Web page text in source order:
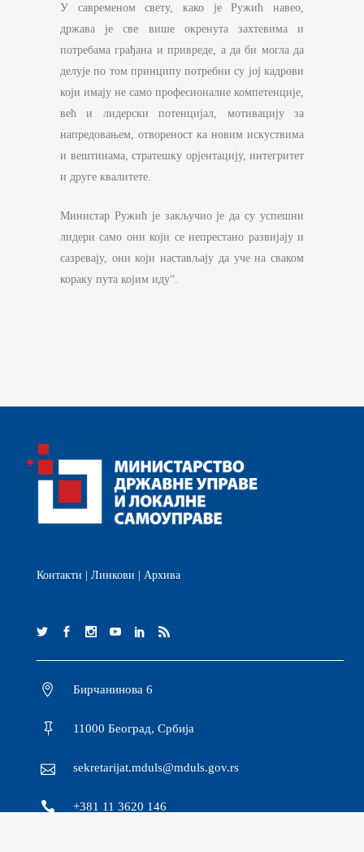
У савременом свету, како је Ружић навео,
држава је све више окренута захтевима и
потребама грађана и привреде, а да би могла да
делује по том принципу потребни су јој кадрови
који имају не само професионалне компетенције,
већ и лидерски потенцијал, мотивацију за
напредовањем, отвореност ка новим искуствима
и вештинама, стратешку орјентацију, интегритет
и друге квалитете.
Министар Ружић је закључио је да су успешни
лидери само они који се непрестано развијају и
сазревају, они који настављају да уче на сваком
кораку пута којим иду“.
Контакти Линкови Архива
Бирчанинова 6
11000 Београд, Србија
sekretarijat.mduls@mduls.gov.rs
+381 11 3620 146